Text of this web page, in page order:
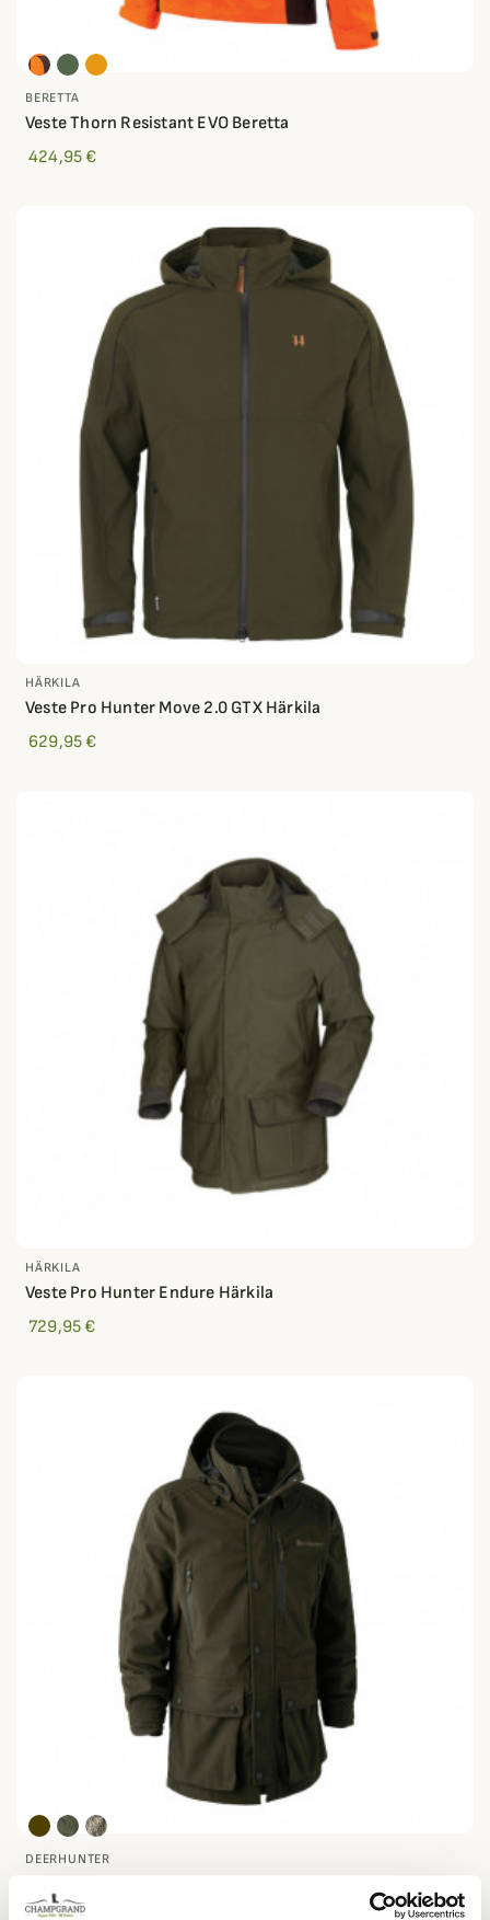
BERETTA
Veste Thorn Resistant EVO Beretta
424,95 €
HÄRKILA
Veste Pro Hunter Move 2.0 GTX Härkila
629,95 €
HÄRKILA
Veste Pro Hunter Endure Härkila
729,95 €
DEERHUNTER